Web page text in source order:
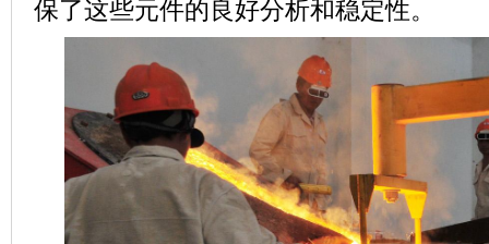
保了这些元件的良好分析和稳定性。